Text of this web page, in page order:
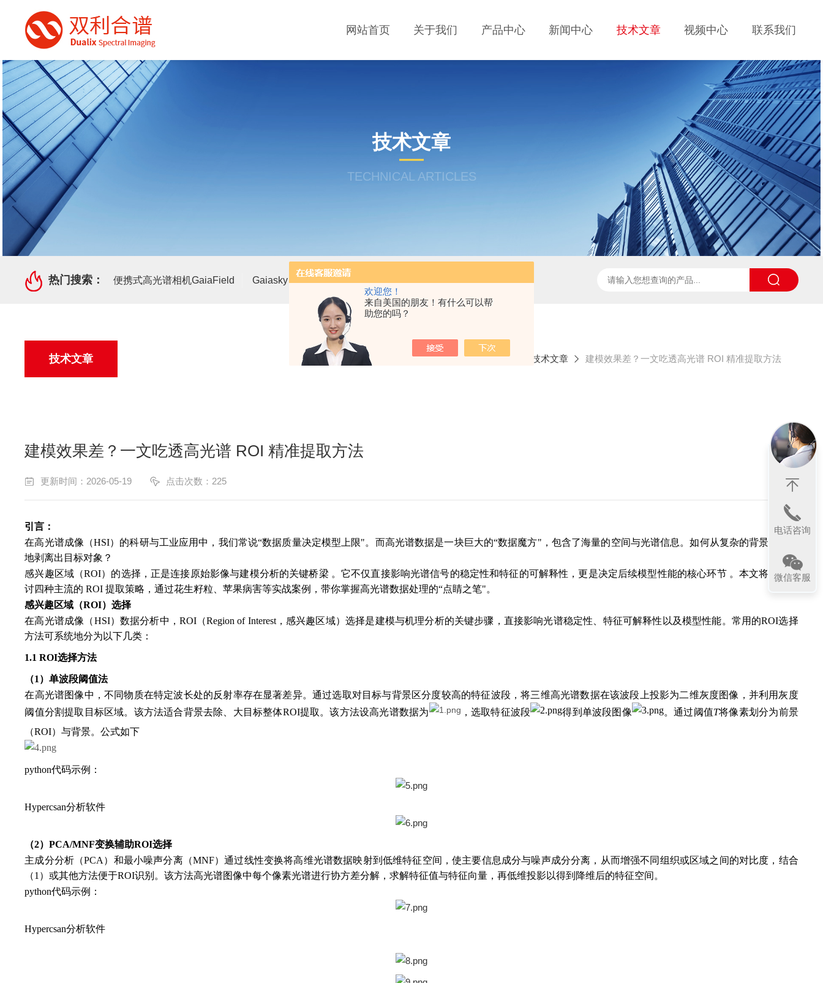
欢迎您！
来自美国的朋友！有什么可以帮
助您的吗？
网站首页 关于我们 产品中心 新闻中心 技术文章 视频中心 联系我们
技术文章
TECHNICAL ARTICLES
热门搜索： 便携式高光谱相机GaiaField Gaiasky mini3-VN无人机载高光谱成像系统 太阳光诱导叶绿素荧光测试系统 SpecVIEW高光谱
技术文章 当前位置：首页 技术文章 建模效果差？一文吃透高光谱 ROI 精准提取方法
建模效果差？一文吃透高光谱 ROI 精准提取方法
更新时间：2026-05-19 点击次数：225
引言：
在高光谱成像（HSI）的科研与工业应用中，我们常说“数据质量决定模型上限"。而高光谱数据是一块巨大的“数据魔方"，包含了海量的空间与光谱信息。如何从复杂的背景中精准
地剥离出目标对象？
感兴趣区域（ROI）的选择，正是连接原始影像与建模分析的关键桥梁 。它不仅直接影响光谱信号的稳定性和特征的可解释性，更是决定后续模型性能的核心环节 。本文将深入探
讨四种主流的 ROI 提取策略，通过花生籽粒、苹果病害等实战案例，带你掌握高光谱数据处理的“点睛之笔"。
感兴趣区域（ROI）选择
在高光谱成像（HSI）数据分析中，ROI（Region of Interest，感兴趣区域）选择是建模与机理分析的关键步骤，直接影响光谱稳定性、特征可解释性以及模型性能。常用的ROI选择
方法可系统地分为以下几类：
1.1 ROI选择方法
（1）单波段阈值法
在高光谱图像中，不同物质在特定波长处的反射率存在显著差异。通过选取对目标与背景区分度较高的特征波段，将三维高光谱数据在该波段上投影为二维灰度图像，并利用灰度
阈值分割提取目标区域。该方法适合背景去除、大目标整体ROI提取。该方法设高光谱数据为
，选取特征波段 得到单波段图像 。通过阈值T将像素划分为前景
（ROI）与背景。公式如下
python代码示例：
Hypercsan分析软件
（2）PCA/MNF变换辅助ROI选择
主成分分析（PCA）和最小噪声分离（MNF）通过线性变换将高维光谱数据映射到低维特征空间，使主要信息成分与噪声成分分离，从而增强不同组织或区域之间的对比度，结合
（1）或其他方法便于ROI识别。该方法高光谱图像中每个像素光谱进行协方差分解，求解特征值与特征向量，再低维投影以得到降维后的特征空间。
python代码示例：
Hypercsan分析软件
电话咨询
微信客服